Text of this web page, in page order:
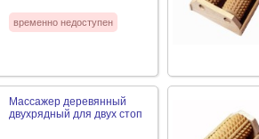
временно недоступен
Массажер деревянный
двухрядный для двух стоп